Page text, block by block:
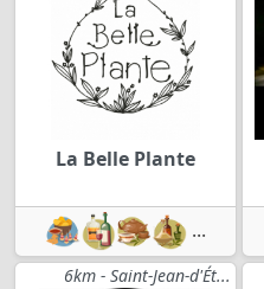
La Belle Plante
...
6km - Saint-Jean-d'Ét...